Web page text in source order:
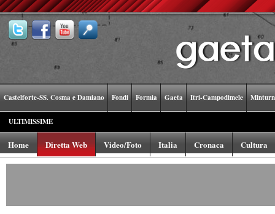
Castelforte-SS. Cosma e Damiano Fondi Formia Gaeta Itri-Campodimele
ULTIMISSIME
Home Diretta Web Video/Foto Italia Cronaca Cultura